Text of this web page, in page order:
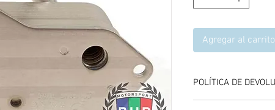
Agregar al carrito
POLÍTICA DE